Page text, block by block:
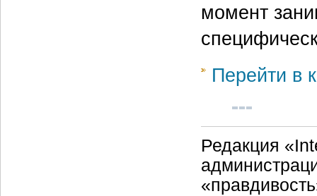
момент
Перейти в
Редакция